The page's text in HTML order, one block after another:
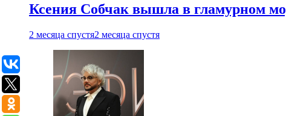
Ксения Собчак вышла в гламурном
2 месяца спустя2 месяца спустя